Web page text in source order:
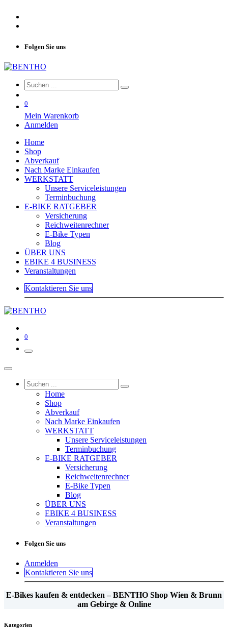
Folgen Sie uns
0
Mein Warenkorb
Anmelden
Home
Shop
Abverkauf
Nach Marke Einkaufen
WERKSTATT
Unsere Serviceleistungen
Terminbuchung
E-BIKE RATGEBER
Versicherung
Reichweitenrechner
E-Bike Typen
Blog
ÜBER UNS
EBIKE 4 BUSINESS
Veranstaltungen
Kontaktieren Sie uns
0
Home
Shop
Abverkauf
Nach Marke Einkaufen
WERKSTATT
Unsere Serviceleistungen
Terminbuchung
E-BIKE RATGEBER
Versicherung
Reichweitenrechner
E-Bike Typen
Blog
ÜBER UNS
EBIKE 4 BUSINESS
Veranstaltungen
Folgen Sie uns
Anmelden
Kontaktieren Sie uns
E-Bikes kaufen & entdecken – BENTHO Shop Wien & Brunn
am Gebirge & Online
Kategorien